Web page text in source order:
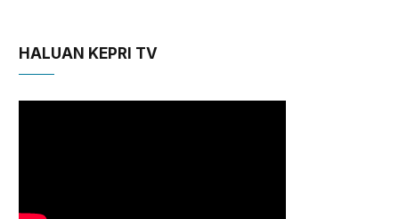
HALUAN KEPRI TV